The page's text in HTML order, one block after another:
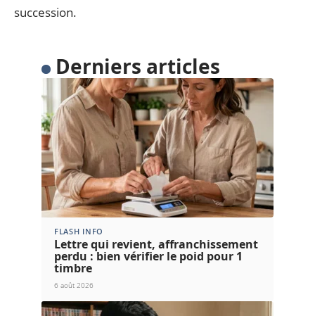
succession.
Derniers articles
FLASH INFO
Lettre qui revient, affranchissement
perdu : bien vérifier le poid pour 1
timbre
6 août 2026